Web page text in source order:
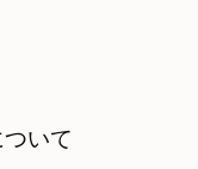
ついて